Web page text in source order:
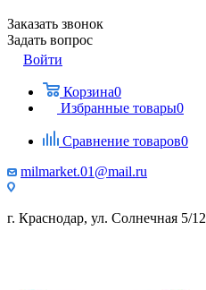
Заказать звонок
Задать вопрос
Войти
Корзина0
Избранные товары0
Сравнение товаров0
milmarket.01@mail.ru
г. Краснодар, ул. Солнечная 5/12